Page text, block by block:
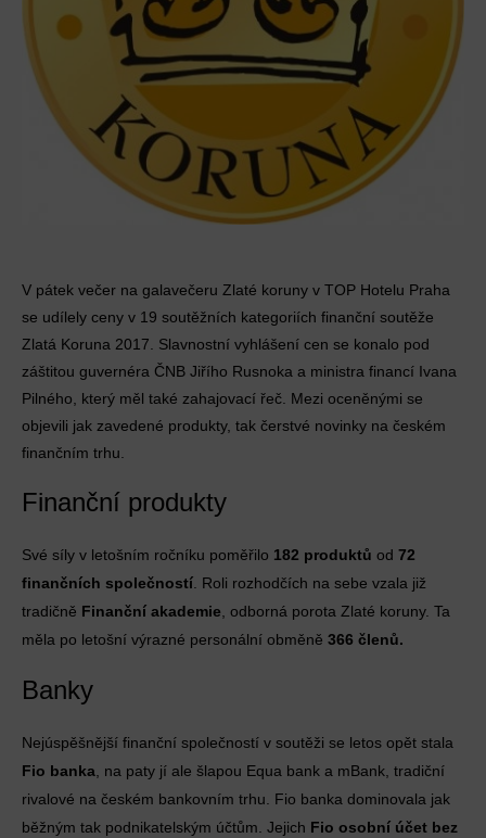
V pátek večer na galavečeru Zlaté koruny v TOP Hotelu Praha
se udílely ceny v 19 soutěžních kategoriích finanční soutěže
Zlatá Koruna 2017. Slavnostní vyhlášení cen se konalo pod
záštitou guvernéra ČNB Jiřího Rusnoka a ministra financí Ivana
Pilného, který měl také zahajovací řeč. Mezi oceněnými se
objevili jak zavedené produkty, tak čerstvé novinky na českém
finančním trhu.
Finanční produkty
Své síly v letošním ročníku poměřilo 182 produktů od 72
finančních společností . Roli rozhodčích na sebe vzala již
tradičně Finanční akademie , odborná porota Zlaté koruny. Ta
měla po letošní výrazné personální obměně 366 členů.
Banky
Nejúspěšnější finanční společností v soutěži se letos opět stala
Fio banka , na paty jí ale šlapou Equa bank a mBank, tradiční
rivalové na českém bankovním trhu. Fio banka dominovala jak
běžným tak podnikatelským účtům. Jejich Fio osobní účet bez